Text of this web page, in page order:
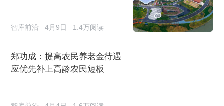
智库前沿 4月9日 1.4万阅读
郑功成：提高农民养老金待遇
应优先补上高龄农民短板